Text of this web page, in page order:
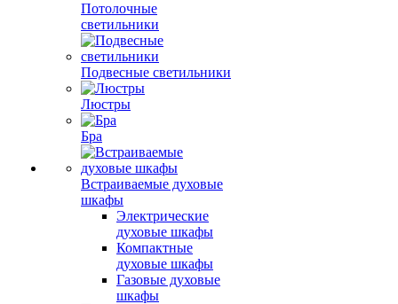
Потолочные
светильники
Подвесные светильники
Люстры
Бра
Встраиваемые духовые
шкафы
Электрические
духовые шкафы
Компактные
духовые шкафы
Газовые духовые
шкафы